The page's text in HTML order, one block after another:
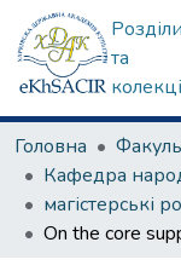
Розділи
та
Головна